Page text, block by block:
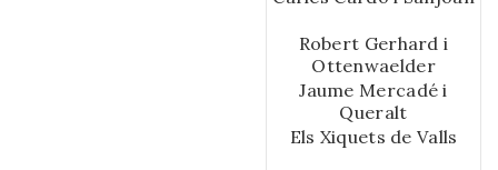
Robert Gerhard i
Ottenwaelder
Jaume Mercadé i
Queralt
Els Xiquets de Valls